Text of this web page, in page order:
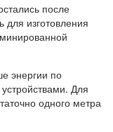
после
изготовления
энергии по
Для
одного метра